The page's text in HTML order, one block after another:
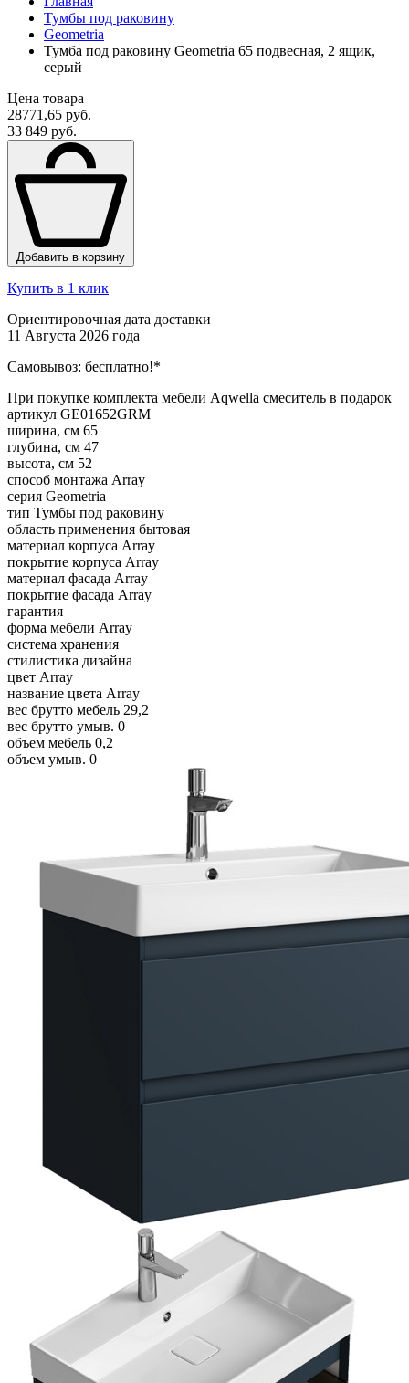
Тумбы под раковину
Geometria
Тумба под раковину Geometria 65 подвесная, 2 ящик,
серый
Цена товара
28771,65 руб.
33 849 руб.
Добавить в корзину
Купить в 1 клик
Ориентировочная дата доставки
11 Августа 2026 года
Самовывоз: бесплатно!*
При покупке комплекта мебели Aqwella смеситель в подарок
артикул GE01652GRM
ширина, см 65
глубина, см 47
высота, см 52
способ монтажа Array
серия Geometria
тип Тумбы под раковину
область применения бытовая
материал корпуса Array
покрытие корпуса Array
материал фасада Array
покрытие фасада Array
гарантия
форма мебели Array
система хранения
стилистика дизайна
цвет Array
название цвета Array
вес брутто мебель 29,2
вес брутто умыв. 0
объем мебель 0,2
объем умыв. 0